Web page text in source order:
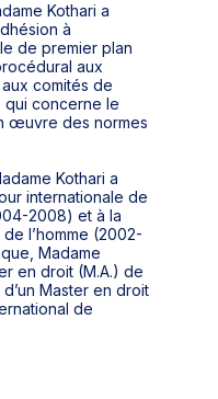
Kothari a
à
de premier plan
aux
comités de
qui concerne le
œuvre des normes
Kothari a
internationale de
2008) et à la
l’homme (2002-
Madame
en droit (M.A.) de
Master en droit
de